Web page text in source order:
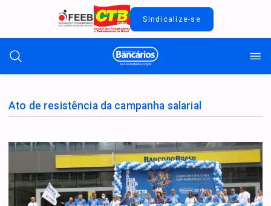
Sindicalize-se
Ato de resistência da campanha salarial